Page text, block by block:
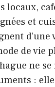
locaux,
et
d’une
de vie
ne se
: elle